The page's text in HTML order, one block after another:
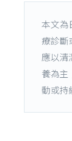
本文為
療診斷
應以清
養為主
動或持